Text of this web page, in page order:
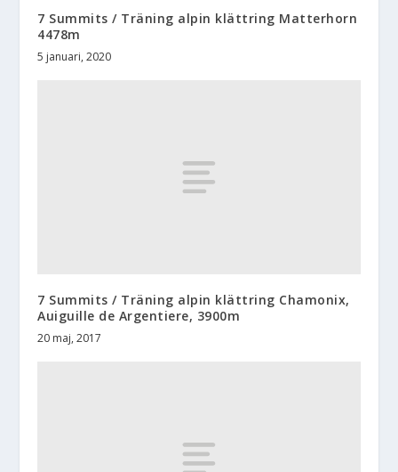
7 Summits / Träning alpin klättring Matterhorn
4478m
5 januari, 2020
7 Summits / Träning alpin klättring Chamonix,
Auiguille de Argentiere, 3900m
20 maj, 2017